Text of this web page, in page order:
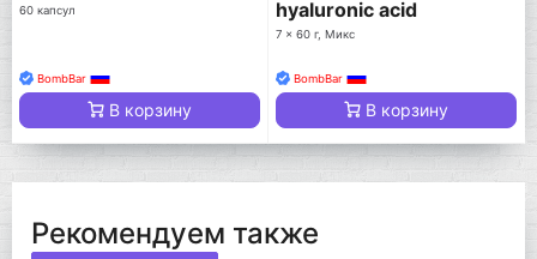
60 капсул
BombBar
В корзину
hyaluronic acid
7 x 60 г, Микс
BombBar
В корзину
Рекомендуем также